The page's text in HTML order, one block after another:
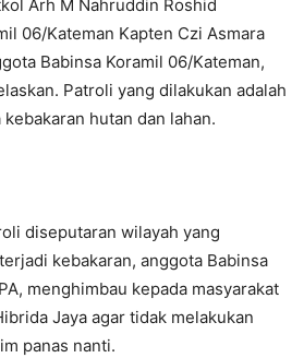
Arh M Nahruddin Roshid
06/Kateman Kapten Czi Asmara
Babinsa Koramil 06/Kateman,
Patroli yang dilakukan adalah
hutan dan lahan.
diseputaran wilayah yang
kebakaran, anggota Babinsa
menghimbau kepada masyarakat
Jaya agar tidak melakukan
panas nanti.